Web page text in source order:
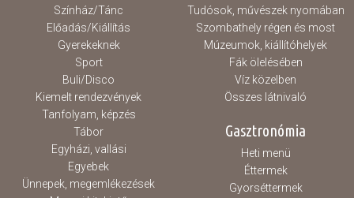
Színház/Tánc
Előadás/Kiállítás
Gyerekeknek
Sport
Buli/Disco
Kiemelt rendezvények
Tanfolyam, képzés
Tábor
Egyházi, vallási
Egyebek
Ünnepek, megemlékezések
Tudósok, művészek nyomában
Szombathely régen és most
Múzeumok, kiállítóhelyek
Fák ölelésében
Víz közelben
Összes látnivaló
Gasztronómia
Heti menü
Éttermek
Gyorséttermek